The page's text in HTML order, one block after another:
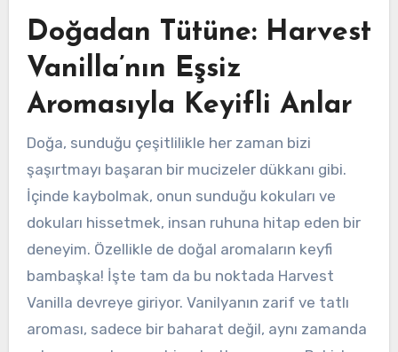
Doğadan Tütüne: Harvest
Vanilla’nın Eşsiz
Aromasıyla Keyifli Anlar
Doğa, sunduğu çeşitlilikle her zaman bizi
şaşırtmayı başaran bir mucizeler dükkanı gibi.
İçinde kaybolmak, onun sunduğu kokuları ve
dokuları hissetmek, insan ruhuna hitap eden bir
deneyim. Özellikle de doğal aromaların keyfi
bambaşka! İşte tam da bu noktada Harvest
Vanilla devreye giriyor. Vanilyanın zarif ve tatlı
aroması, sadece bir baharat değil, aynı zamanda